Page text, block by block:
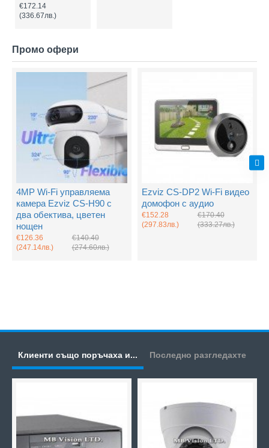
€172.14
(336.67лв.)
Промо офери
4MP Wi-Fi управляема
камера Ezviz CS-H90 с
два обектива, цветен
нощен
€126.36
(247.14лв.)
€140.40
(274.60лв.)
Ezviz CS-DP2 Wi-Fi видео
домофон с аудио
€152.28
(297.83лв.)
€170.40
(333.27лв.)
Клиенти също поръчаха и... Последно разгледахте